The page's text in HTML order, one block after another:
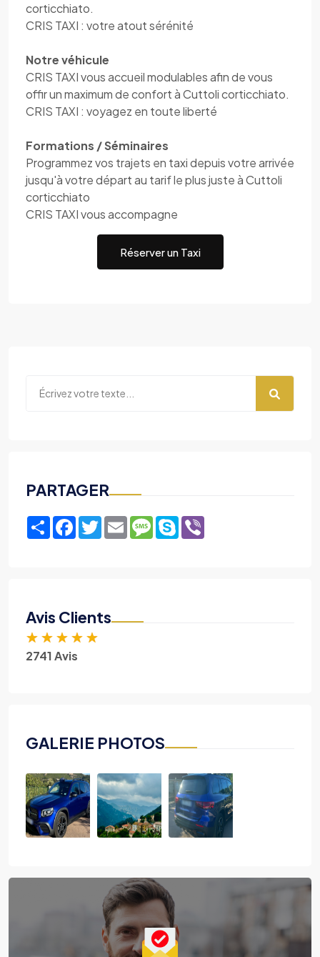
corticchiato.
CRIS TAXI : votre atout sérénité
Notre véhicule
CRIS TAXI vous accueil modulables afin de vous
offir un maximum de confort à Cuttoli corticchiato.
CRIS TAXI : voyagez en toute liberté
Formations / Séminaires
Programmez vos trajets en taxi depuis votre arrivée
jusqu'à votre départ au tarif le plus juste à Cuttoli
corticchiato
CRIS TAXI vous accompagne
Réserver un Taxi
PARTAGER
ShareFacebook
TwitterEmailMessage
Skype
Avis Clients
★ ★ ★ ★ ★
2741 Avis
GALERIE PHOTOS